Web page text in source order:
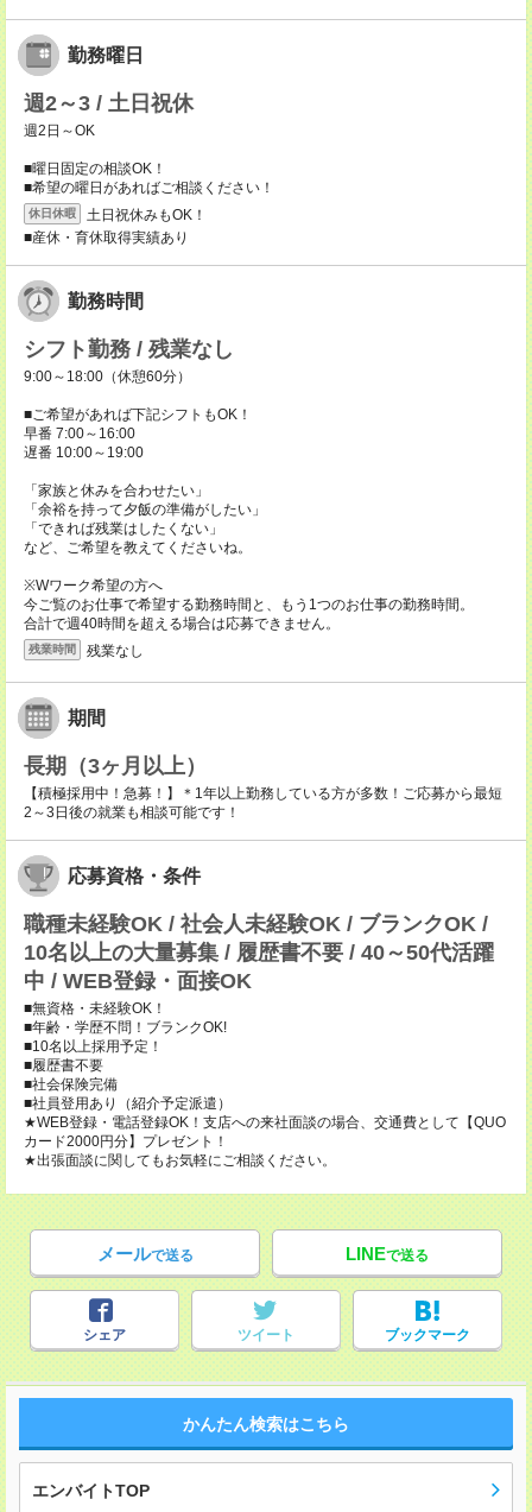
勤務曜日
週2～3 / 土日祝休
週2日～OK
■曜日固定の相談OK！
■希望の曜日があればご相談ください！
休日休暇
土日祝休みもOK！
■産休・育休取得実績あり
勤務時間
シフト勤務 / 残業なし
9:00～18:00（休憩60分）
■ご希望があれば下記シフトもOK！
早番 7:00～16:00
遅番 10:00～19:00
「家族と休みを合わせたい」
「余裕を持って夕飯の準備がしたい」
「できれば残業はしたくない」
など、ご希望を教えてくださいね。
※Wワーク希望の方へ
今ご覧のお仕事で希望する勤務時間と、もう1つのお仕事の勤務時間。
合計で週40時間を超える場合は応募できません。
残業時間 残業なし
期間
長期（3ヶ月以上）
【積極採用中！急募！】＊1年以上勤務している方が多数！ご応募から最短
2～3日後の就業も相談可能です！
応募資格・条件
職種未経験OK / 社会人未経験OK / ブランクOK /
10名以上の大量募集 / 履歴書不要 / 40～50代活躍
中 / WEB登録・面接OK
■無資格・未経験OK！
■年齢・学歴不問！ブランクOK!
■10名以上採用予定！
■履歴書不要
■社会保険完備
■社員登用あり（紹介予定派遣）
★WEB登録・電話登録OK！支店への来社面談の場合、交通費として【QUO
カード2000円分】プレゼント！
★出張面談に関してもお気軽にご相談ください。
メールで送る LINEで送る
シェア ツイート ブックマーク
かんたん検索はこちら
エンバイトTOP